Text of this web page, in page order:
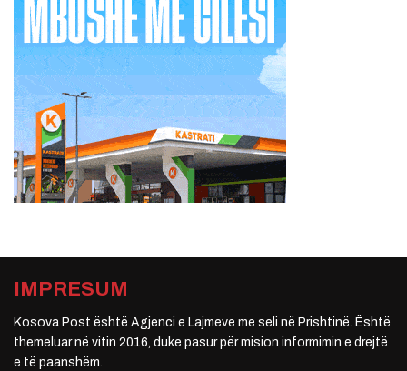
IMPRESUM
Kosova Post është Agjenci e Lajmeve me seli në Prishtinë. Është
themeluar në vitin 2016, duke pasur për mision informimin e drejtë
e të paanshëm.